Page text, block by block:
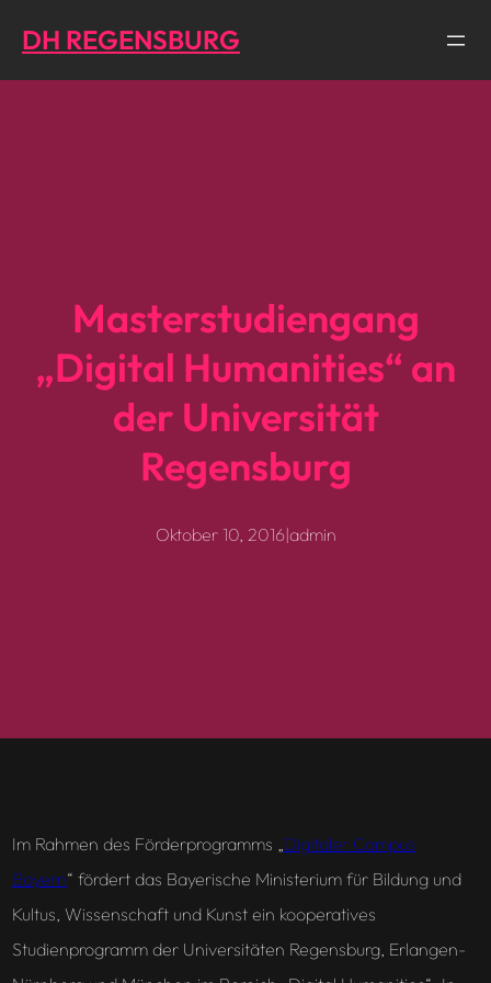
zum
Inhalt
DH REGENSBURG
Masterstudiengang
„Digital Humanities“ an
der Universität
Regensburg
Oktober 10, 2016|admin
Im Rahmen des Förderprogramms „Digitaler Campus
Bayern“ fördert das Bayerische Ministerium für Bildung und
Kultus, Wissenschaft und Kunst ein kooperatives
Studienprogramm der Universitäten Regensburg, Erlangen-